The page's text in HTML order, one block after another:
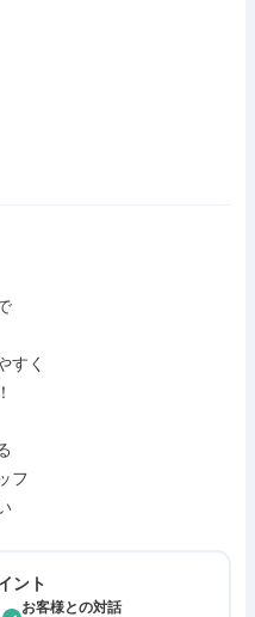
すく
フ
ント
お客様との対話